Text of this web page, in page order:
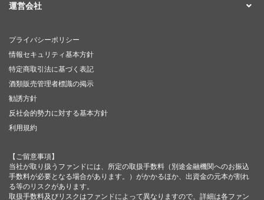
運営会社
プライバシーポリシー
情報セキュリティ基本方針
特定商取引法に基づく表記
酒類販売管理者標識の掲示
勧誘方針
反社会的勢力に対する基本方針
利用規約
【ご留意事項】
当社が取り扱うファンドには、所定の取扱手数料（別途金融機関へのお振込
手数料が必要となる場合があります。）がかかるほか、出資金の元本が割れ
る等のリスクがあります。
取扱手数料及びリスクはファンドによって異なりますので、詳細は各ファン